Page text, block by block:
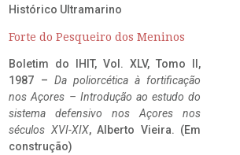
Histórico Ultramarino
Forte do Pesqueiro dos Meninos
Boletim do IHIT, Vol. XLV, Tomo II,
1987 – Da poliorcética à fortificação
nos Açores – Introdução ao estudo do
sistema defensivo nos Açores nos
séculos XVI-XIX, Alberto Vieira. (Em
construção)